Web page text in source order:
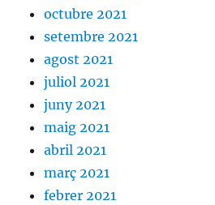
octubre 2021
setembre 2021
agost 2021
juliol 2021
juny 2021
maig 2021
abril 2021
març 2021
febrer 2021